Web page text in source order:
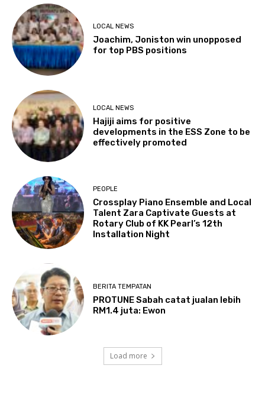
LOCAL NEWS
Joachim, Joniston win unopposed
for top PBS positions
LOCAL NEWS
Hajiji aims for positive
developments in the ESS Zone to be
effectively promoted
PEOPLE
Crossplay Piano Ensemble and Local
Talent Zara Captivate Guests at
Rotary Club of KK Pearl’s 12th
Installation Night
BERITA TEMPATAN
PROTUNE Sabah catat jualan lebih
RM1.4 juta: Ewon
Load more